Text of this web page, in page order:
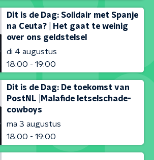
Dit is de Dag: Solidair met Spanje
na Ceuta? | Het gaat te weinig
over ons geldstelsel
di 4 augustus
18:00 - 19:00
Dit is de Dag: De toekomst van
PostNL |Malafide letselschade-
cowboys
ma 3 augustus
18:00 - 19:00